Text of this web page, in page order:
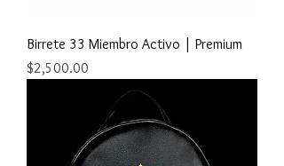
Birrete 33 Miembro Activo | Premium
Precio
$2,500.00